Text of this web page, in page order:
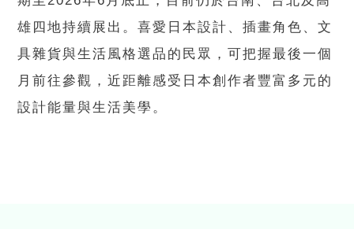
雄四地持續展出。喜愛日本設計、插畫角色、文
具雜貨與生活風格選品的民眾，可把握最後一個
月前往參觀，近距離感受日本創作者豐富多元的
設計能量與生活美學。